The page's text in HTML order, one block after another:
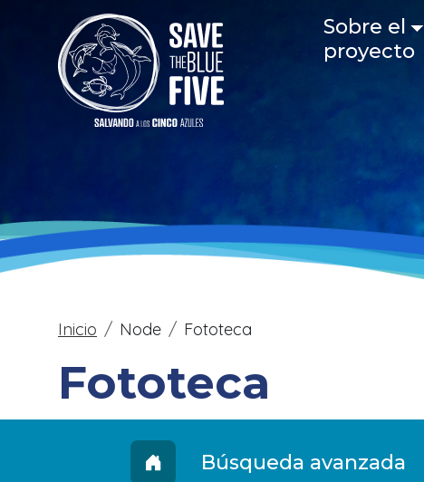
Skip to main content Main
Sobre el
proyecto
Breadcrumb
Inicio Node Fototeca
Fototeca
Fototeca
Búsqueda avanzada